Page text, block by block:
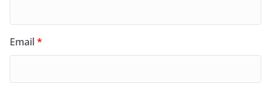
Email*